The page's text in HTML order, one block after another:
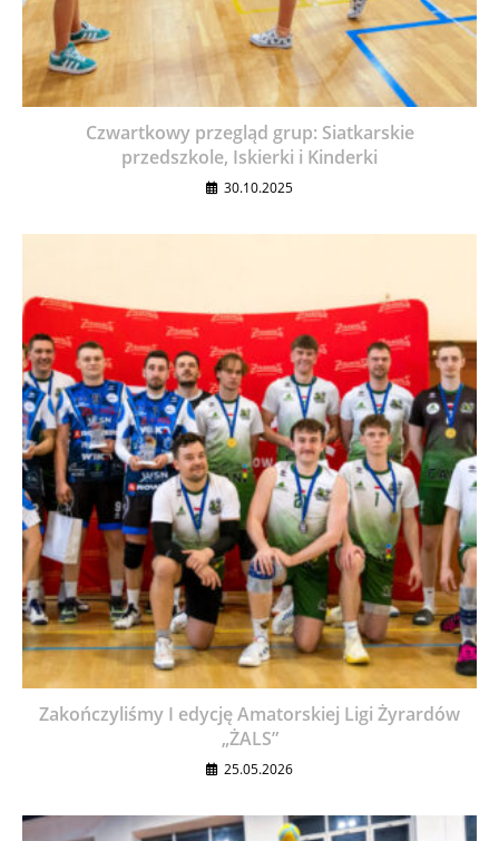
Czwartkowy przegląd grup: Siatkarskie
przedszkole, Iskierki i Kinderki
30.10.2025
Zakończyliśmy I edycję Amatorskiej Ligi Żyrardów
„ŻALS”
25.05.2026